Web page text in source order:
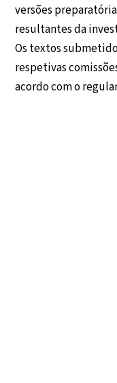
versões
resultantes da
Os textos
respetivas
acordo com o